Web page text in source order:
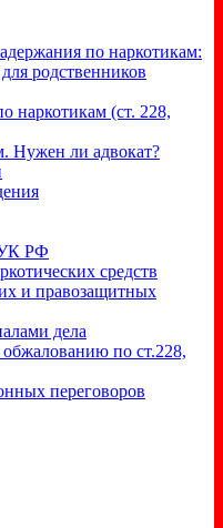
по наркотикам:
родственников
наркотикам (ст. 228,
Нужен ли адвокат?
УК РФ
средств
и правозащитных
дела
по ст.228,
переговоров